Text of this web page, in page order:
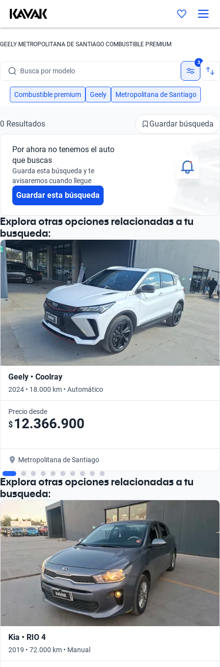
GEELY METROPOLITANA DE SANTIAGO COMBUSTIBLE PREMIUM
Busca por modelo
Busca por versión
Busca por marca
Busca por modelo
Busca por versión
3
Combustible premium Geely Metropolitana de Santiago
0 Resultados Guardar búsqueda
Por ahora no tenemos el auto
que buscas
Guarda esta búsqueda y te
avisaremos cuando llegue
Guardar esta búsqueda
Explora otras opciones relacionadas a tu
busqueda:
Geely • Coolray
2024 • 18.000 km • Automático
Precio desde
$ 12.366.900
Metropolitana de Santiago
Explora otras opciones relacionadas a tu
busqueda:
Kia • RIO 4
2019 • 72.000 km • Manual